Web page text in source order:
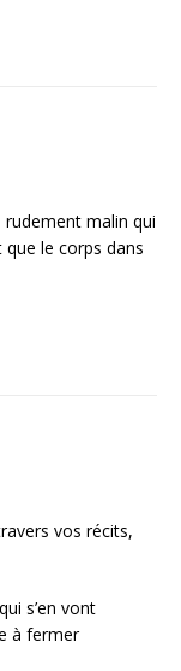
rudement malin qui
le corps dans
vos récits,
s’en vont
à fermer